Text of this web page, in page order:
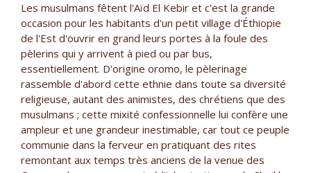
Les musulmans fêtent l'Aïd El Kebir et c'est la grande
occasion pour les habitants d'un petit village d'Éthiopie
de l'Est d'ouvrir en grand leurs portes à la foule des
pèlerins qui y arrivent à pied ou par bus,
essentiellement. D'origine oromo, le pèlerinage
rassemble d'abord cette ethnie dans toute sa diversité
religieuse, autant des animistes, des chrétiens que des
musulmans ; cette mixité confessionnelle lui confère une
ampleur et une grandeur inestimable, car tout ce peuple
communie dans la ferveur en pratiquant des rites
remontant aux temps très anciens de la venue des